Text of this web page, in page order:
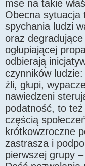
mse na takie
Obecna sytuacja
spychania ludzi
oraz degradujące
ogłupiającej
odbierają
czynników
źli, głupi,
nawiedzeni
podatność, to
częścią
krótkowzroczne
zastrasza i
pierwszej grupy –